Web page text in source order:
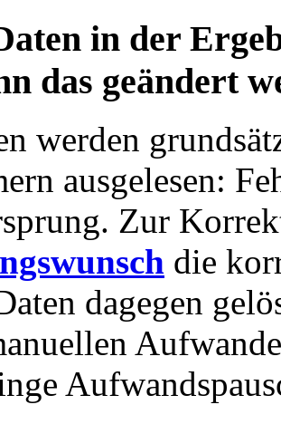
in der
das geändert
werden
ausgelesen:
Zur
die
dagegen